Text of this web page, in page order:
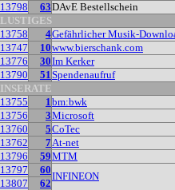
13798
63DAvE Bestellschein
LUSTIGES
13758
4Gefährlicher Musik-
13747
10www.bierschank.com
13776
30Im Kerker
13790
51Spendenaufruf
INSERATE
13755
1bm:bwk
13756
3Microsoft
13760
5CoTec
13762
7At-net
13796
59MTM
13797
60
INFINEON
13807
62